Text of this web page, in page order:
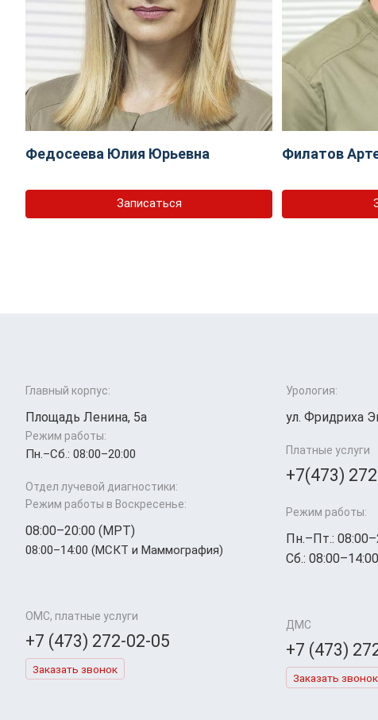
Федосеева Юлия Юрьевна
Записаться
Филатов
Главный корпус:
Площадь Ленина, 5а
Режим работы:
Пн.–Cб.: 08:00–20:00
Отдел лучевой диагностики:
Режим работы в Воскресенье:
08:00–20:00 (МРТ)
08:00–14:00 (МСКТ и Маммография)
ОМС, платные услуги
+7 (473) 272-02-05
Заказать звонок
Урология:
ул. Фридриха
Платные услуги
+7(473)
Режим работы:
Пн.–Пт.:
Сб.: 08:00–14:00
ДМС
+7 (473)
Заказать звонок